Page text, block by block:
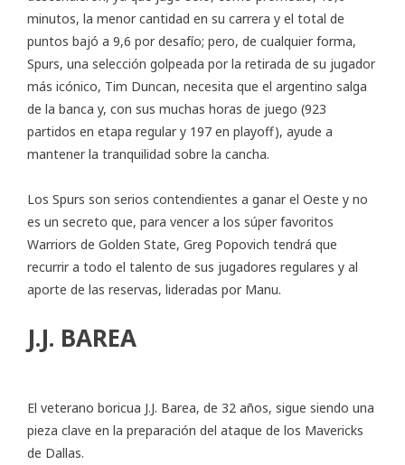
minutos, la menor cantidad en su carrera y el total de
puntos bajó a 9,6 por desafío; pero, de cualquier forma,
Spurs, una selección golpeada por la retirada de su jugador
más icónico, Tim Duncan, necesita que el argentino salga
de la banca y, con sus muchas horas de juego (923
partidos en etapa regular y 197 en playoff), ayude a
mantener la tranquilidad sobre la cancha.
Los Spurs son serios contendientes a ganar el Oeste y no
es un secreto que, para vencer a los súper favoritos
Warriors de Golden State, Greg Popovich tendrá que
recurrir a todo el talento de sus jugadores regulares y al
aporte de las reservas, lideradas por Manu.
J.J. BAREA
El veterano boricua J.J. Barea, de 32 años, sigue siendo una
pieza clave en la preparación del ataque de los Mavericks
de Dallas.